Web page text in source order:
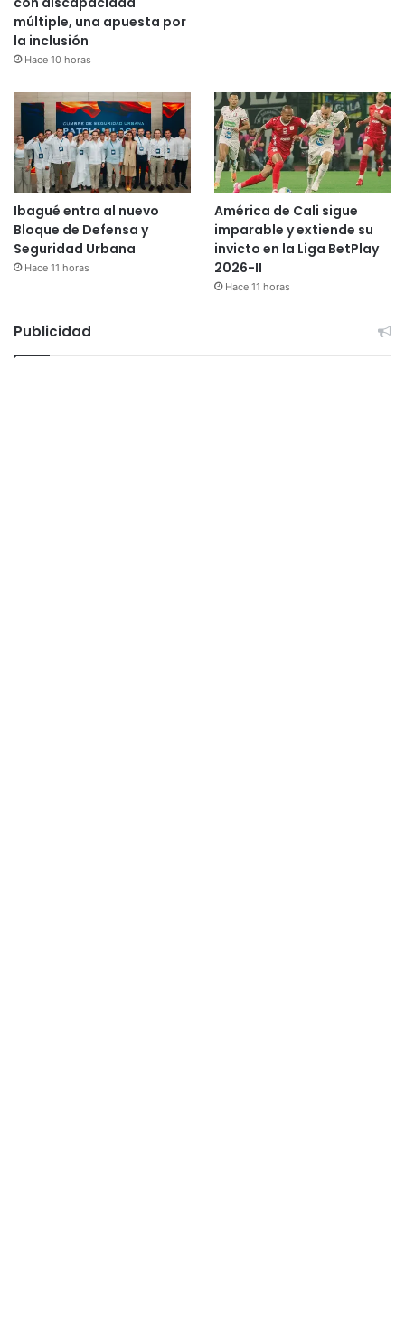
múltiple, una apuesta por
la inclusión
Hace 10 horas
Ibagué entra al nuevo
Bloque de Defensa y
Seguridad Urbana
Hace 11 horas
América de Cali sigue
imparable y extiende su
invicto en la Liga BetPlay
2026-II
Hace 11 horas
Publicidad